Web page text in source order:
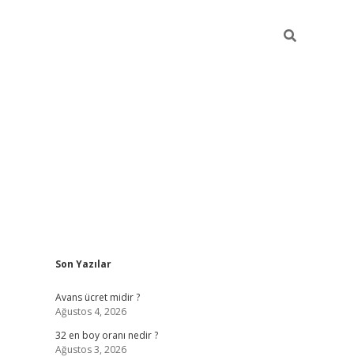
Sidebar
Son Yazılar
Avans ücret midir ?
Ağustos 4, 2026
32 en boy oranı nedir ?
Ağustos 3, 2026